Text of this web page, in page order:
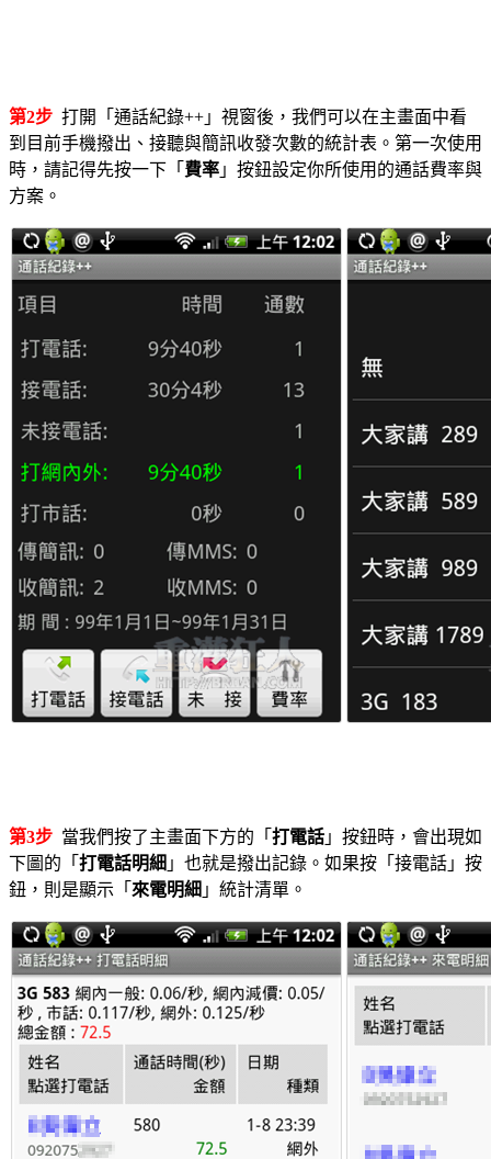
第2步 打開「通話紀錄++」視窗後，我們可以在主畫面中看
到目前手機撥出、接聽與簡訊收發次數的統計表。第一次使用
時，請記得先按一下「 費率 」按鈕設定你所使用的通話費率與
方案。
第3步 當我們按了主畫面下方的「 打電話 」按鈕時，會出現如
下圖的「 打電話明細 」也就是撥出記錄。如果按「接電話」按
鈕，則是顯示「 來電明細 」統計清單。